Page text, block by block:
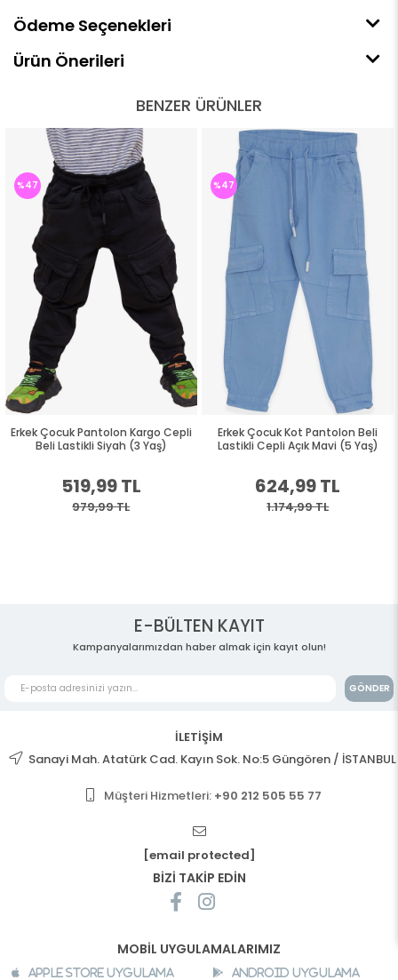
Ödeme Seçenekleri
Ürün Önerileri
BENZER ÜRÜNLER
Erkek Çocuk Pantolon Kargo Cepli
Beli Lastikli Siyah (3 Yaş)
519,99 TL
979,99 TL
%47
Erkek Çocuk Kot Pantolon Beli
Lastikli Cepli Açık Mavi (5 Yaş)
624,99 TL
1.174,99 TL
%47
E-BÜLTEN KAYIT
Kampanyalarımızdan haber almak için kayıt olun!
GÖNDER
İLETİŞİM
Sanayi Mah. Atatürk Cad. Kayın Sok. No:5 Güngören / İSTANBUL
Müşteri Hizmetleri: +90 212 505 55 77
[email protected]
BİZİ TAKİP EDİN
MOBİL UYGULAMALARIMIZ
Apple Store Uygulama Android Uygulama